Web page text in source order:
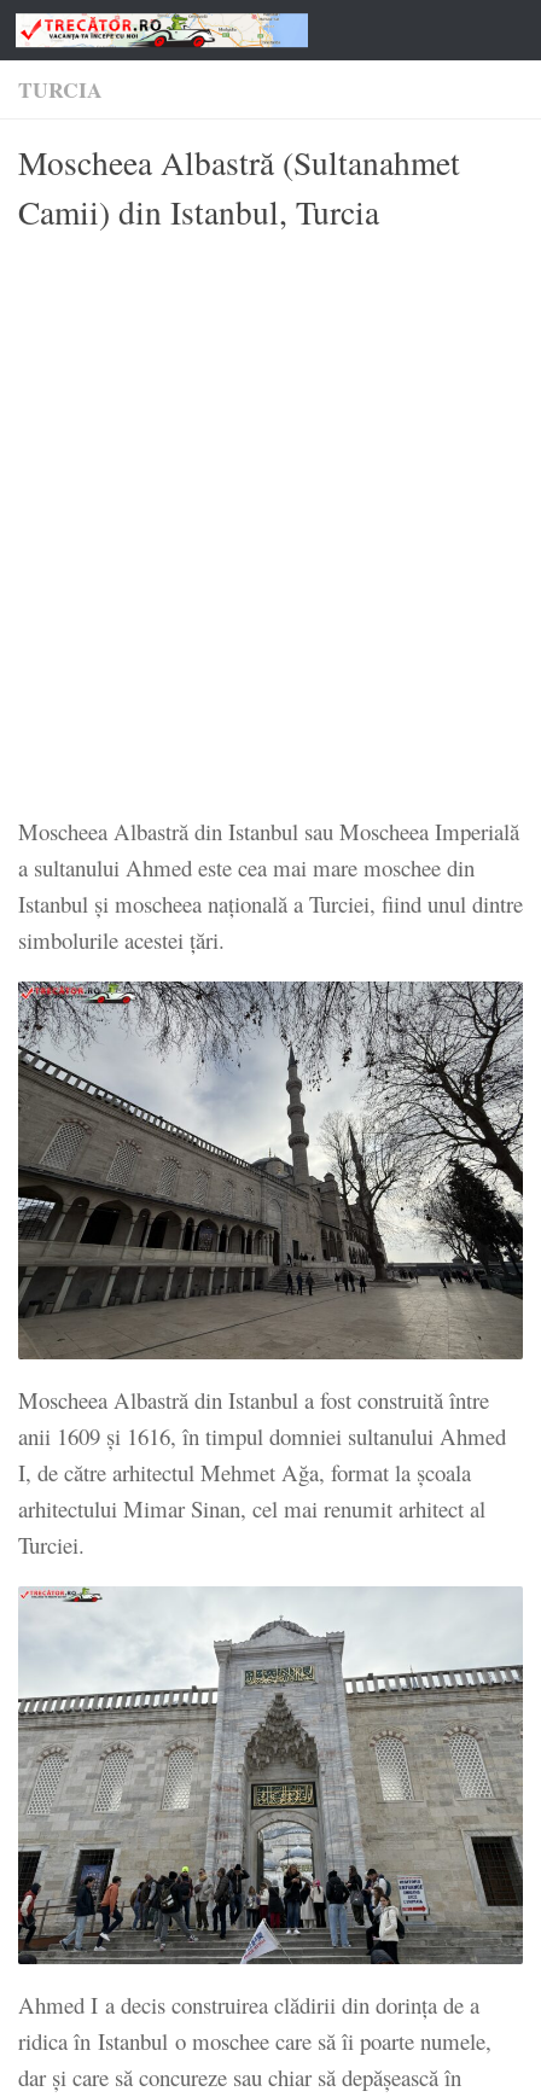
Skip to content
TURCIA
Moscheea Albastră (Sultanahmet
Camii) din Istanbul, Turcia
Moscheea Albastră din Istanbul sau Moscheea Imperială
a sultanului Ahmed este cea mai mare moschee din
Istanbul și moscheea națională a Turciei, fiind unul dintre
simbolurile acestei țări.
Moscheea Albastră din Istanbul a fost construită între
anii 1609 și 1616, în timpul domniei sultanului Ahmed
I, de către arhitectul Mehmet Ağa, format la școala
arhitectului Mimar Sinan, cel mai renumit arhitect al
Turciei.
Ahmed I a decis construirea clădirii din dorința de a
ridica în Istanbul o moschee care să îi poarte numele,
dar și care să concureze sau chiar să depășească în